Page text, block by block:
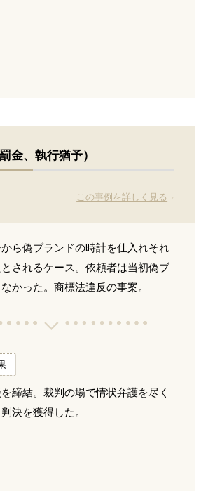
金、執行猶予）
この事例を詳しく見る
ら偽ブランドの時計を仕入れそれ
されるケース。依頼者は当初偽ブ
かった。商標法違反の事案。
締結。裁判の場で情状弁護を尽く
決を獲得した。